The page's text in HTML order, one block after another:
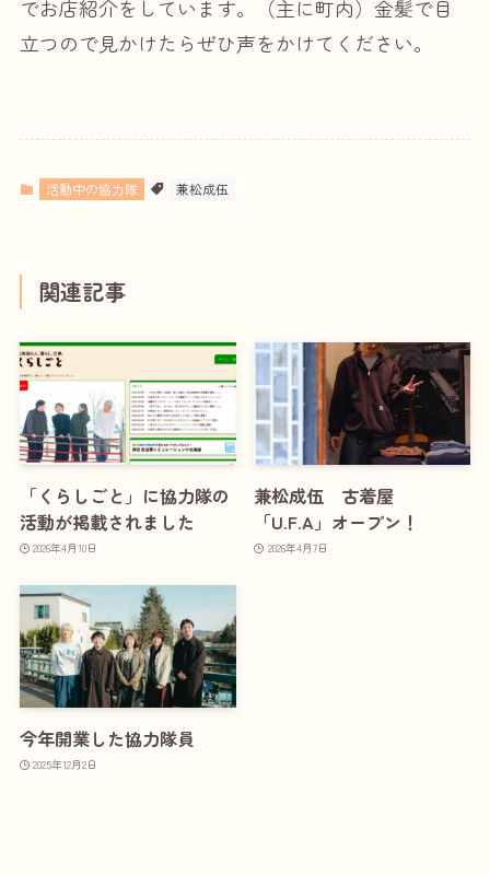
でお店紹介をしています。（主に町内）金髪で目
立つので見かけたらぜひ声をかけてください。
活動中の協力隊 兼松成伍
関連記事
「くらしごと」に協力隊の
活動が掲載されました
2026年4月10日
兼松成伍 古着屋
「U.F.A」オープン！
2026年4月7日
今年開業した協力隊員
2025年12月2日